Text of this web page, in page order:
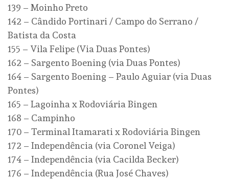
139 – Moinho Preto
142 – Cândido Portinari / Campo do Serrano /
Batista da Costa
155 – Vila Felipe (Via Duas Pontes)
162 – Sargento Boening (via Duas Pontes)
164 – Sargento Boening – Paulo Aguiar (via Duas
Pontes)
165 – Lagoinha x Rodoviária Bingen
168 – Campinho
170 – Terminal Itamarati x Rodoviária Bingen
172 – Independência (via Coronel Veiga)
174 – Independência (via Cacilda Becker)
176 – Independência (Rua José Chaves)